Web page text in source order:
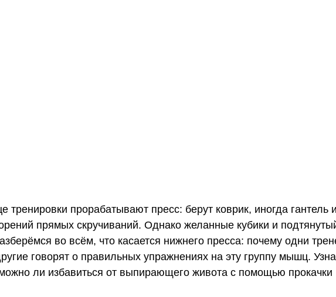
тренировки прорабатывают пресс: берут коврик, иногда гантель и
прямых скручиваний. Однако желанные кубики и
во всём, что касается нижнего пресса: почему одни
говорят о правильных упражнениях на эту группу мышц.
ли избавиться от выпирающего живота с помощью прокачки